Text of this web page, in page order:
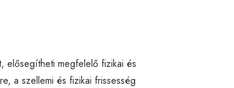
elősegítheti megfelelő fizikai és
a szellemi és fizikai frissesség